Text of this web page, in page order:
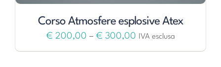
Corso Atmosfere esplosive Atex
€ 200,00 – € 300,00 IVA esclusa